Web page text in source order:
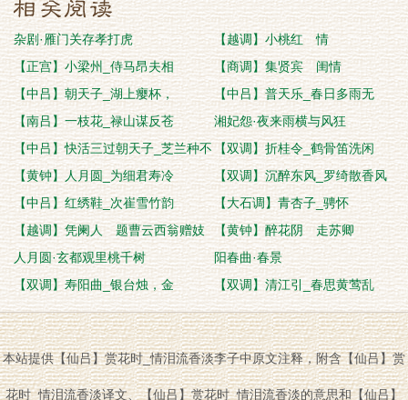
杂剧·雁门关存孝打虎
【越调】小桃红 情
【正宫】小梁州_侍马昂夫相
【商调】集贤宾 闺情
【中吕】朝天子_湖上瘿杯，
【中吕】普天乐_春日多雨无
【南吕】一枝花_禄山谋反苍
湘妃怨·夜来雨横与风狂
【中吕】快活三过朝天子_芝兰种不
生
【双调】折桂令_鹤骨笛洗闲
【黄钟】人月圆_为细君寿冷
【双调】沉醉东风_罗绮散香风
【中吕】红绣鞋_次崔雪竹韵
【大石调】青杏子_骋怀
【越调】凭阑人 题曹云西翁赠妓
小画
【黄钟】醉花阴 走苏卿
人月圆·玄都观里桃千树
阳春曲·春景
【双调】寿阳曲_银台烛，金
【双调】清江引_春思黄莺乱
本站提供【仙吕】赏花时_情泪流香淡李子中原文注释，附含【仙吕】赏
花时_情泪流香淡译文、【仙吕】赏花时_情泪流香淡的意思和【仙吕】